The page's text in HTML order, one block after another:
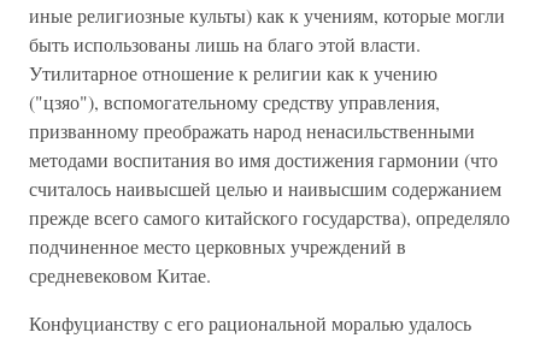
иные религиозные культы) как к учениям, которые могли
быть использованы лишь на благо этой власти.
Утилитарное отношение к религии как к учению
("цзяо"), вспомогательному средству управления,
призванному преображать народ ненасильственными
методами воспитания во имя достижения гармонии (что
считалось наивысшей целью и наивысшим содержанием
прежде всего самого китайского государства), определяло
подчиненное место церковных учреждений в
средневековом Китае.
Конфуцианству с его рациональной моралью удалось